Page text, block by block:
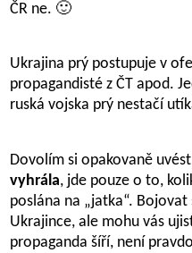
ČR ne. 🙂
Ukrajina prý postupuje v
propagandisté z ČT apod.
ruská vojska prý nestačí
Dovolím si opakovaně
vyhrála, jde pouze o to,
poslána na „jatka“.
Ukrajince, ale mohu vás
propaganda šíří, není